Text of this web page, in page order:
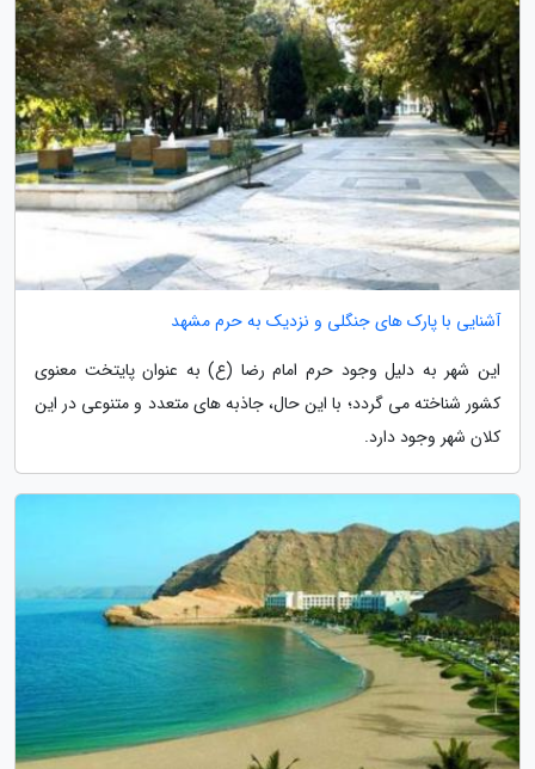
آشنایی با پارک های جنگلی و نزدیک به حرم مشهد
این شهر به دلیل وجود حرم امام رضا (ع) به عنوان پایتخت معنوی
کشور شناخته می گردد؛ با این حال، جاذبه های متعدد و متنوعی در این
کلان شهر وجود دارد.